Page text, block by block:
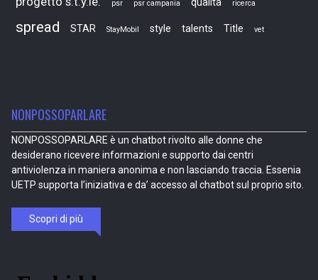
psr psr campania ricerca
spread STAR StayMobil style talents Title vet
NONPOSSOPARLARE
NONPOSSOPARLARE è un chatbot rivolto alle donne che
desiderano ricevere informazioni e supporto dai centri
antiviolenza in maniera anonima e non lasciando traccia. Essenia
UETP supporta l’iniziativa e da’ accesso al chatbot sul proprio sito.
Scopri di più